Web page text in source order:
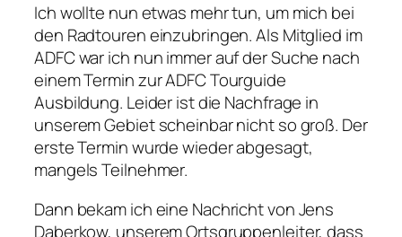
Ich wollte nun etwas mehr tun, um mich bei
den Radtouren einzubringen. Als Mitglied im
ADFC war ich nun immer auf der Suche nach
einem Termin zur ADFC Tourguide
Ausbildung. Leider ist die Nachfrage in
unserem Gebiet scheinbar nicht so groß. Der
erste Termin wurde wieder abgesagt,
mangels Teilnehmer.
Dann bekam ich eine Nachricht von Jens
Daberkow, unserem Ortsgruppenleiter, dass